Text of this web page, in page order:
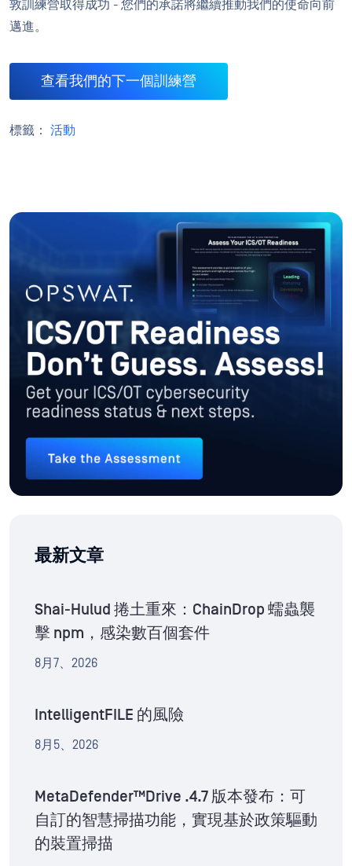
敦訓練營取得成功 - 您們的承諾將繼續推動我們的使命向前
邁進。
查看我們的下一個訓練營
標籤： 活動
最新文章
Shai-Hulud 捲土重來：ChainDrop 蠕蟲襲
擊 npm，感染數百個套件
8月7、2026
IntelligentFILE 的風險
8月5、2026
MetaDefender™Drive .4.7 版本發布：可
自訂的智慧掃描功能，實現基於政策驅動
的裝置掃描